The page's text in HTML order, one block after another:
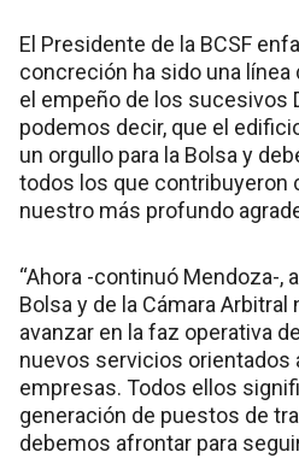
El Presidente de la BCSF
concreción ha sido una línea
el empeño de los sucesivos
podemos decir, que el
un orgullo para la Bolsa y
todos los que contribuyeron
nuestro más profundo
“Ahora -continuó Mendoza-,
Bolsa y de la Cámara
avanzar en la faz operativa
nuevos servicios orientados
empresas. Todos ellos
generación de puestos de
debemos afrontar para